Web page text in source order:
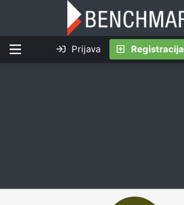
Prijava Registracija